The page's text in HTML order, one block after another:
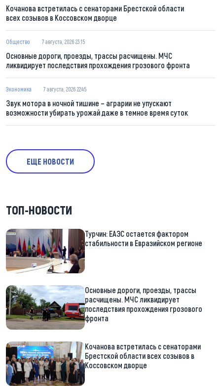
Кочанова встретилась с сенаторами Брестской области
всех созывов в Коссовском дворце
Общество 7 августа, 2026 23:15
Основные дороги, проезды, трассы расчищены. МЧС
ликвидирует последствия прохождения грозового фронта
Экономика 7 августа, 2026 22:45
Звук мотора в ночной тишине – аграрии не упускают
возможности убирать урожай даже в темное время суток
ЕЩЕ НОВОСТИ
ТОП-НОВОСТИ
Турчин: ЕАЭС остается фактором
стабильности в Евразийском регионе
Основные дороги, проезды, трассы
расчищены. МЧС ликвидирует
последствия прохождения грозового
фронта
Кочанова встретилась с сенаторами
Брестской области всех созывов в
Коссовском дворце